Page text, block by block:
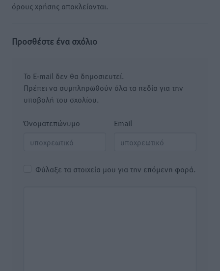
όρους χρήσης αποκλείονται.
Προσθέστε ένα σχόλιο
Το E-mail δεν θα δημοσιευτεί.
Πρέπει να συμπληρωθούν όλα τα πεδία για την
υποβολή του σχολίου.
Όνοματεπώνυμο Email
Φύλαξε τα στοιχεία μου για την επόμενη φορά.